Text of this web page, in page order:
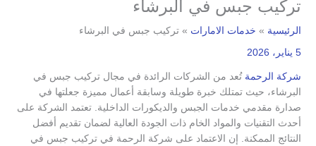
تركيب جبس في البرشاء
الرئيسية خدمات الامارات تركيب جبس في البرشاء
5 يناير، 2026
شركة الرحمة تُعد من الشركات الرائدة في مجال تركيب جبس في
البرشاء، حيث تمتلك خبرة طويلة وسابقة أعمال مميزة جعلتها في
صدارة مقدمي خدمات الجبس والديكورات الداخلية. تعتمد الشركة على
أحدث التقنيات والمواد الخام ذات الجودة العالية لضمان تقديم أفضل
النتائج الممكنة. إن الاعتماد على شركة الرحمة في تركيب جبس في